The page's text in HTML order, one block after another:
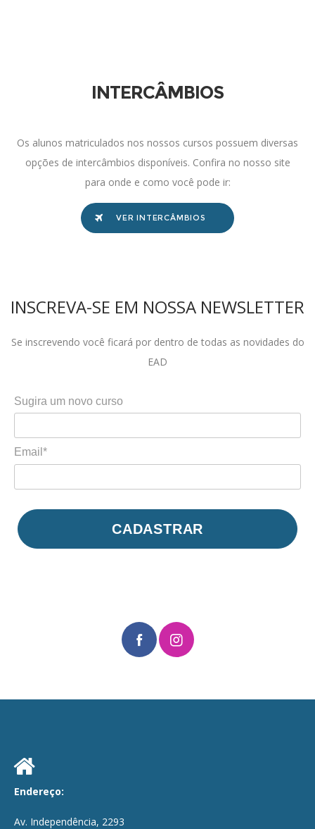
INTERCÂMBIOS
Os alunos matriculados nos nossos cursos possuem diversas
opções de intercâmbios disponíveis. Confira no nosso site
para onde e como você pode ir:
VER INTERCÂMBIOS
INSCREVA-SE EM NOSSA NEWSLETTER
Se inscrevendo você ficará por dentro de todas as novidades do
EAD
Sugira um novo curso
Email*
CADASTRAR
Endereço:
Av. Independência, 2293